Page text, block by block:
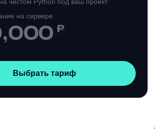
чистом Python под ваш проект
на сервере
₽
Выбрать тариф